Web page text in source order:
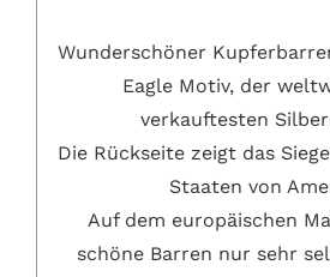
Wunderschöner
Eagle Motiv, der
verkauftesten
Die Rückseite zeigt das
Staaten von
Auf dem europäischen
schöne Barren nur sehr